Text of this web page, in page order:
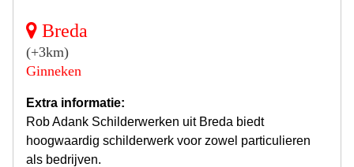
Breda
(+3km)
Ginneken
Extra informatie:
Rob Adank Schilderwerken uit Breda biedt
hoogwaardig schilderwerk voor zowel particulieren
als bedrijven.